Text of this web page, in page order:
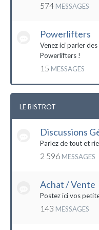
574 MESSAGES
Powerlifters
Venez ici parler
Powerlifters !
15 MESSAGES
LE BISTROT
Discussions
Parlez de tout et
2 596 MESSAGES
Achat / Vente
Postez ici vos
143 MESSAGES